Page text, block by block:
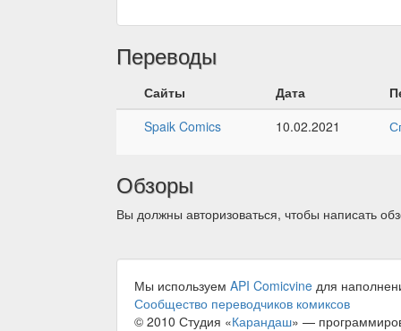
Переводы
Сайты Дата
Spaik Comics
10.02.2021
Обзоры
Вы должны авторизоваться, чтобы написать
Мы используем API Comicvine для
Сообщество переводчиков комиксов
© 2010 Студия «Карандаш» —